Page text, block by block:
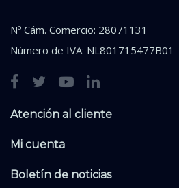
Nº Cám. Comercio: 28071131
Número de IVA: NL801715477B01
Atención al cliente
Mi cuenta
Boletín de noticias